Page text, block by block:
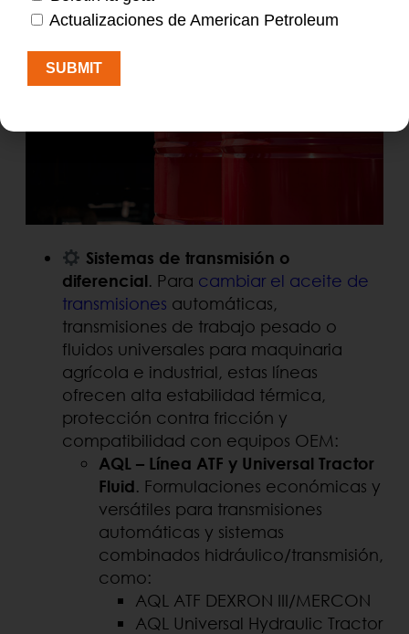
Sistemas de transmisión o
diferencial. Para cambiar el aceite de
transmisiones automáticas,
transmisiones de trabajo pesado o
fluidos universales para maquinaria
agrícola e industrial, estas líneas
ofrecen alta estabilidad térmica,
protección contra fricción y
compatibilidad con equipos OEM:
AQL – Línea ATF y Universal Tractor
Fluid. Formulaciones económicas y
versátiles para transmisiones
automáticas y sistemas
combinados hidráulico/transmisión,
como:
AQL ATF DEXRON III/MERCON
AQL Universal Hydraulic Tractor
Actualizaciones de American Petroleum
SUBMIT